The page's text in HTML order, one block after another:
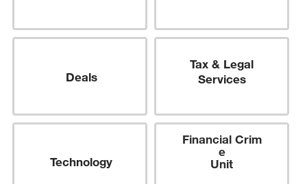
Deals
Tax & Legal
Services
Technology
Financial Crim
e
Unit